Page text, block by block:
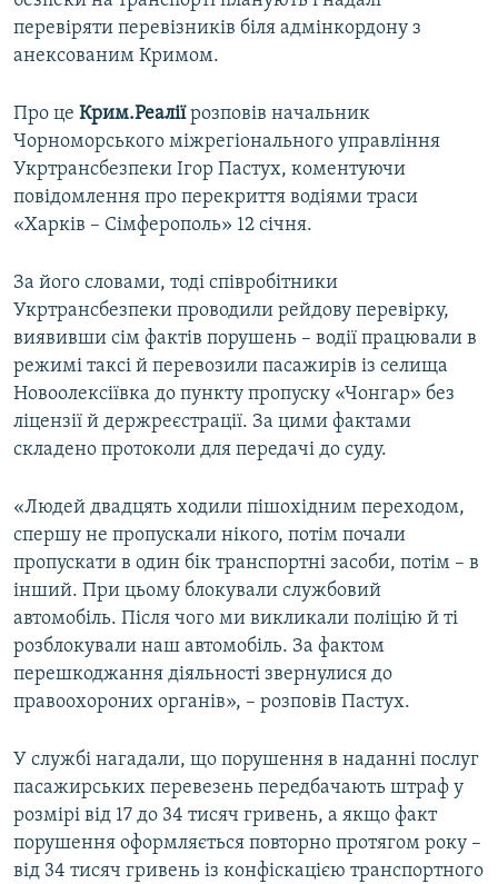
перевіряти перевізників біля адмінкордону з
анексованим Кримом.
Про це Крим.Реаліїрозповів начальник
Чорноморського міжрегіонального управління
Укртрансбезпеки Ігор Пастух, коментуючи
повідомлення про перекриття водіями траси
«Харків – Сімферополь» 12 січня.
За його словами, тоді співробітники
Укртрансбезпеки проводили рейдову перевірку,
виявивши сім фактів порушень – водії працювали в
режимі таксі й перевозили пасажирів із селища
Новоолексіївка до пункту пропуску «Чонгар» без
ліцензії й держреєстрації. За цими фактами
складено протоколи для передачі до суду.
«Людей двадцять ходили пішохідним переходом,
спершу не пропускали нікого, потім почали
пропускати в один бік транспортні засоби, потім – в
інший. При цьому блокували службовий
автомобіль. Після чого ми викликали поліцію й ті
розблокували наш автомобіль. За фактом
перешкоджання діяльності звернулися до
правоохороних органів», – розповів Пастух.
У службі нагадали, що порушення в наданні послуг
пасажирських перевезень передбачають штраф у
розмірі від 17 до 34 тисяч гривень, а якщо факт
порушення оформляється повторно протягом року –
від 34 тисяч гривень із конфіскацією транспортного